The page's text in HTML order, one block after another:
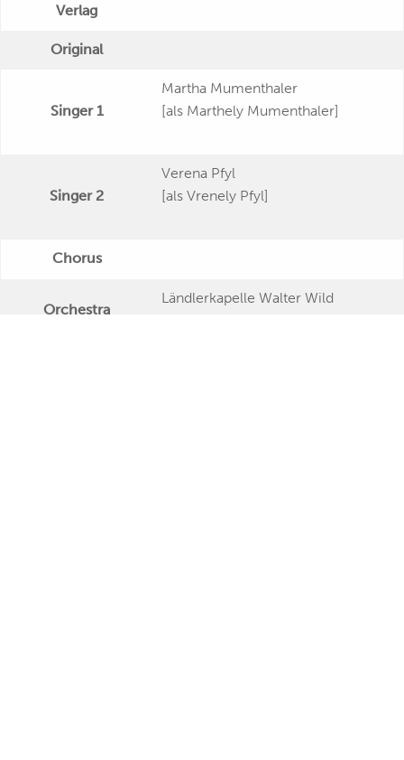
Verlag
Original
Singer 1
Martha Mumenthaler
[als Marthely Mumenthaler]
Singer 2
Verena Pfyl
[als Vrenely Pfyl]
Chorus
Orchestra
Ländlerkapelle Walter Wild